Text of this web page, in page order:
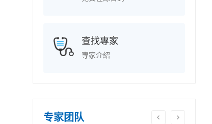
查找專家
專家介紹
专家团队